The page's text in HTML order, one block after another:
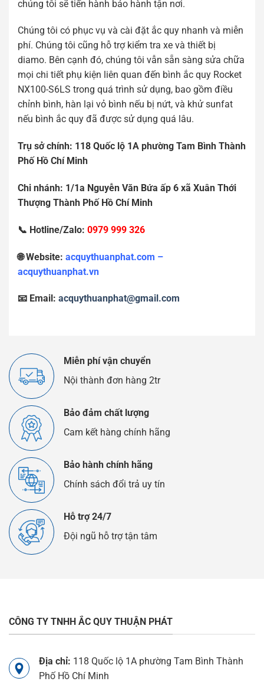
chúng tôi sẽ tiến hành bảo hành tận nơi.
Chúng tôi có phục vụ và cài đặt ắc quy nhanh và miễn
phí. Chúng tôi cũng hỗ trợ kiểm tra xe và thiết bị
diamo. Bên cạnh đó, chúng tôi vẫn sẵn sàng sửa chữa
mọi chi tiết phụ kiện liên quan đến bình ắc quy Rocket
NX100-S6LS trong quá trình sử dụng, bao gồm điều
chỉnh bình, hàn lại vỏ bình nếu bị nứt, và khử sunfat
nếu bình ắc quy đã được sử dụng quá lâu.
Trụ sởchính: 118 Quốc l ộ 1A phường Tam Bình Thành
Phố Hồ Chí Minh
Chi nhánh: 1/1a Nguyễn Văn Bứa ấp 6 xã Xuân Thới
Thượng Thành PhốHồ Chí Minh
📞 Hotline/Zalo: 0979 999 326
🌐 Website: acquythuanphat.com –
acquythuanphat.vn
📧 Email: acquythuanphat@gmail.com
Miễn phí vận chuyển
Nội thành đơn hàng 2tr
Bảo đảm chất lượng
Cam kết hàng chính hãng
Bảo hành chính hãng
Chính sách đổi trả uy tín
Hỗ trợ 24/7
Đội ngũ hỗ trợ tận tâm
CÔNG TY TNHH ẮC QUY THUẬN PHÁT
Địa chỉ: 118 Quốc lộ 1A phường Tam Bình Thành
Phố Hồ Chí Minh